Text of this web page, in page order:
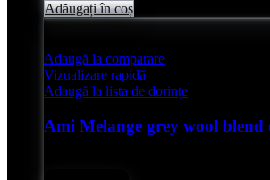
Adăugați în coș
Adaugă la comparare
Vizualizare rapidă
Adaugă la lista de dorințe
Ami Melange grey wool blend